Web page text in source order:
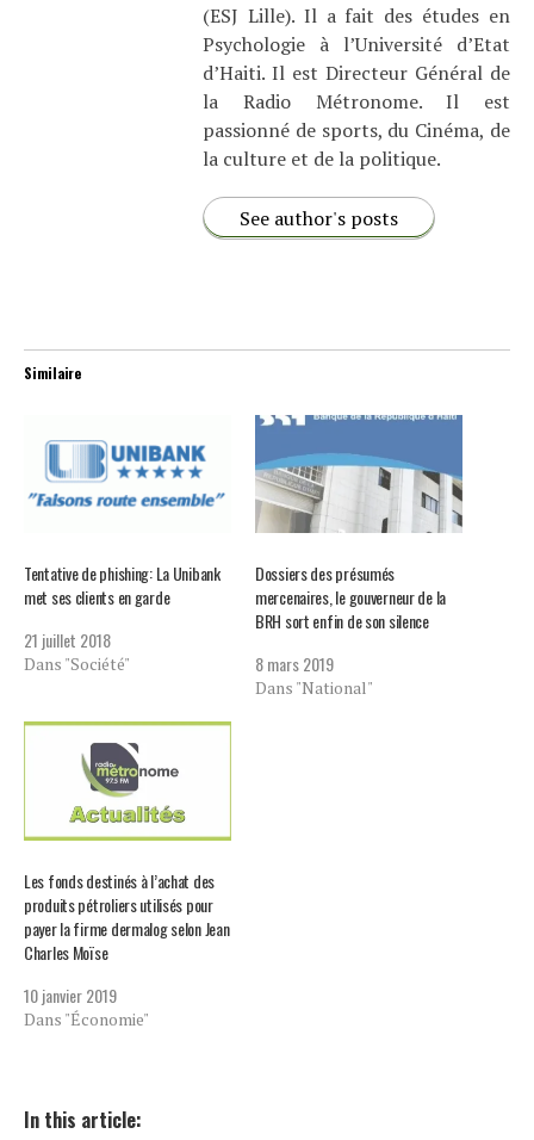
(ESJ Lille). Il a fait des études en
Psychologie à l’Université d’Etat
d’Haiti. Il est Directeur Général de
la Radio Métronome. Il est
passionné de sports, du Cinéma, de
la culture et de la politique.
See author's posts
Similaire
Tentative de phishing: La Unibank
met ses clients en garde
21 juillet 2018
Dans "Société"
Dossiers des présumés
mercenaires, le gouverneur de la
BRH sort enfin de son silence
8 mars 2019
Dans "National"
Les fonds destinés à l’achat des
produits pétroliers utilisés pour
payer la firme dermalog selon Jean
Charles Moïse
10 janvier 2019
Dans "Économie"
In this article: